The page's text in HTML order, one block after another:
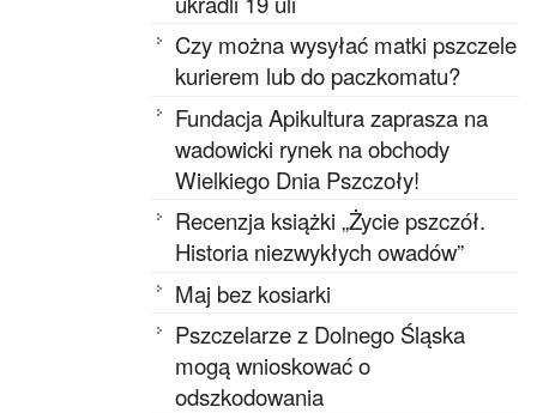
Czy można wysyłać matki pszczele
kurierem lub do paczkomatu?
Fundacja Apikultura zaprasza na
wadowicki rynek na obchody
Wielkiego Dnia Pszczoły!
Recenzja książki „Życie pszczół.
Historia niezwykłych owadów”
Maj bez kosiarki
Pszczelarze z Dolnego Śląska
mogą wnioskować o
odszkodowania